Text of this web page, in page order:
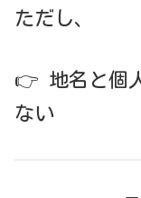
ただし、
👉 地名と個
ない